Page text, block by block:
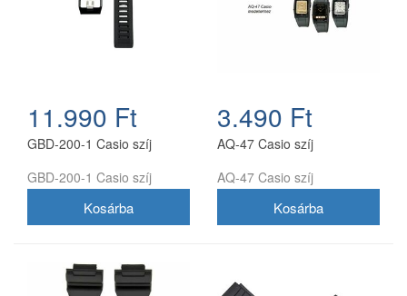
11.990 Ft
GBD-200-1 Casio szíj
GBD-200-1 Casio szíj
3.490 Ft
AQ-47 Casio szíj
AQ-47 Casio szíj